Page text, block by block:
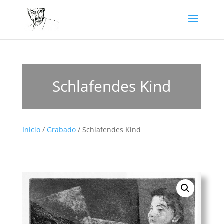
Schlafendes Kind
Inicio/ Grabado/ Schlafendes Kind